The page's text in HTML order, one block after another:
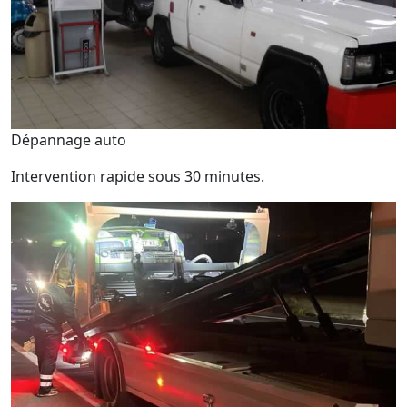
Dépannage auto
Intervention rapide sous 30 minutes.